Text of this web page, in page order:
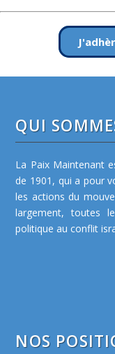
QUI
La Paix Maintenant
de 1901, qui a pour
les actions du
largement, toutes
politique au conflit
NOS